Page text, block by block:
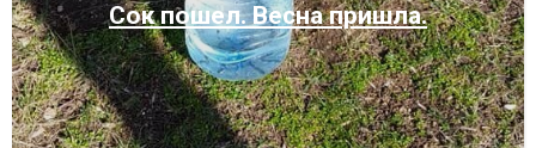
Сок пошел. Весна пришла.